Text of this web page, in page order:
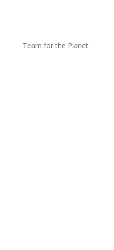
Team for the Planet